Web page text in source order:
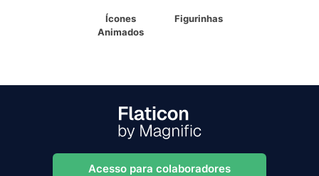
Ícones
Animados
Figurinhas
Acesso para colaboradores